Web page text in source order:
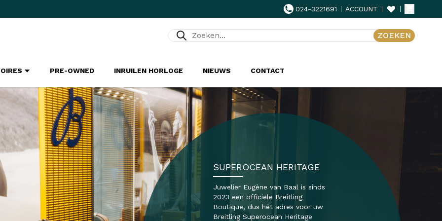
024-3221691 ACCOUNT
Zoeken... ZOEKEN
PRE-OWNED INRUILEN HORLOGE NIEUWS CONTACT
SUPEROCEAN HERITAGE
Juwelier Eugène van Baal is sinds
2023 een officiële Breitling
Boutique, dus hét adres voor uw
Breitling Superocean Heritage